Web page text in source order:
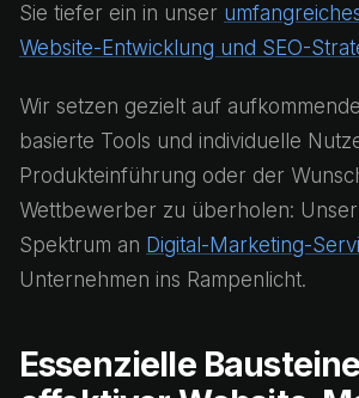
Sie tiefer ein in unser
Website-Entwicklung und SEO-
Wir setzen gezielt auf
basierte Tools und individuelle
Produkteinführung oder der
Wettbewerber zu überholen:
Spektrum an Digital-Marketing-
Unternehmen ins Rampenlicht.
Essenzielle Bausteine